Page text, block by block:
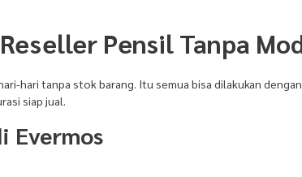
Pensil Tanpa
hari tanpa stok barang. Itu semua bisa dilakukan
siap jual.
Evermos